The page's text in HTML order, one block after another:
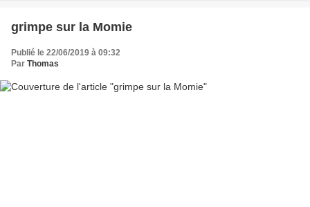
grimpe sur la Momie
Publié le 22/06/2019 à 09:32
Par Thomas